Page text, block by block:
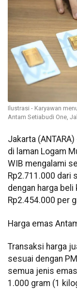
Ilustrasi - Karyawan
Antam Setiabudi One,
Jakarta
di laman Logam
WIB mengalami
Rp2.711.000 dari
dengan harga beli
Rp2.454.000 per
Harga emas
Transaksi harga
sesuai dengan
semua jenis
1.000 gram (1